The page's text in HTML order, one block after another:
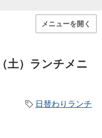
メニューを開く
土）ランチメニ
日替わりランチ